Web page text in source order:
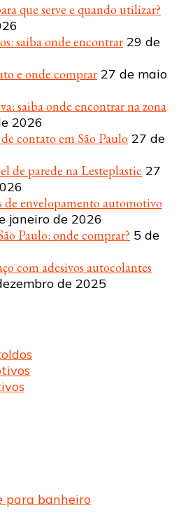
que serve e quando utilizar?
saiba onde encontrar 29 de
e onde comprar 27 de maio
saiba onde encontrar na zona
2026
contato em São Paulo 27 de
de parede na Lesteplastic 27
de envelopamento automotivo
janeiro de 2026
Paulo: onde comprar? 5 de
com adesivos autocolantes
de 2025
para banheiro